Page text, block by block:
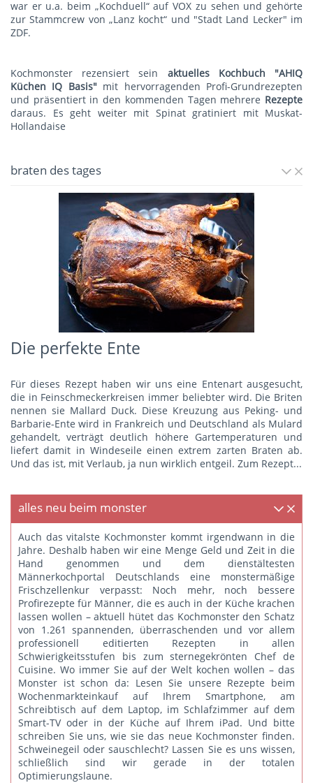
war er u.a. beim „Kochduell“ auf VOX zu sehen und gehörte
zur Stammcrew von „Lanz kocht“ und "Stadt Land Lecker" im
ZDF.
Kochmonster rezensiert sein aktuelles Kochbuch "AHIQ
Küchen IQ Basis" mit hervorragenden Profi-Grundrezepten
und präsentiert in den kommenden Tagen mehrere Rezepte
daraus. Es geht weiter mit Spinat gratiniert mit Muskat-
Hollandaise
braten des tages
Die perfekte Ente
Für dieses Rezept haben wir uns eine Entenart ausgesucht,
die in Feinschmeckerkreisen immer beliebter wird. Die Briten
nennen sie Mallard Duck. Diese Kreuzung aus Peking- und
Barbarie-Ente wird in Frankreich und Deutschland als Mulard
gehandelt, verträgt deutlich höhere Gartemperaturen und
liefert damit in Windeseile einen extrem zarten Braten ab.
Und das ist, mit Verlaub, ja nun wirklich entgeil. Zum Rezept...
alles neu beim monster
Auch das vitalste Kochmonster kommt irgendwann in die
Jahre. Deshalb haben wir eine Menge Geld und Zeit in die
Hand genommen und dem dienstältesten
Männerkochportal Deutschlands eine monstermäßige
Frischzellenkur verpasst: Noch mehr, noch bessere
Profirezepte für Männer, die es auch in der Küche krachen
lassen wollen – aktuell hütet das Kochmonster den Schatz
von 1.261 spannenden, überraschenden und vor allem
professionell editierten Rezepten in allen
Schwierigkeitsstufen bis zum sternegekrönten Chef de
Cuisine. Wo immer Sie auf der Welt kochen wollen – das
Monster ist schon da: Lesen Sie unsere Rezepte beim
Wochenmarkteinkauf auf Ihrem Smartphone, am
Schreibtisch auf dem Laptop, im Schlafzimmer auf dem
Smart-TV oder in der Küche auf Ihrem iPad. Und bitte
schreiben Sie uns, wie sie das neue Kochmonster finden.
Schweinegeil oder sauschlecht? Lassen Sie es uns wissen,
schließlich sind wir gerade in der totalen
Optimierungslaune.